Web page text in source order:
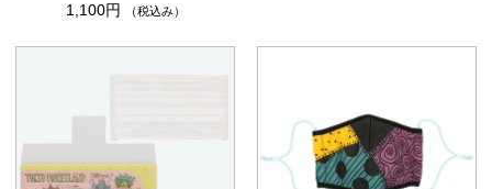
1,100円
（税込み）